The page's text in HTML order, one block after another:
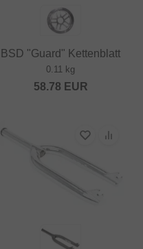
BSD "Guard" Kettenblatt
0.11 kg
58.78 EUR